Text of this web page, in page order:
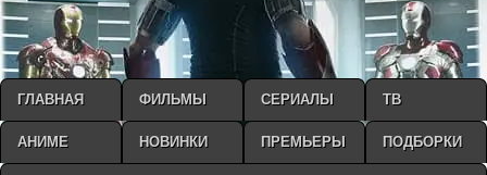
ГЛАВНАЯ ФИЛЬМЫ СЕРИАЛЫ ТВ
АНИМЕ НОВИНКИ ПРЕМЬЕРЫ ПОДБОРКИ